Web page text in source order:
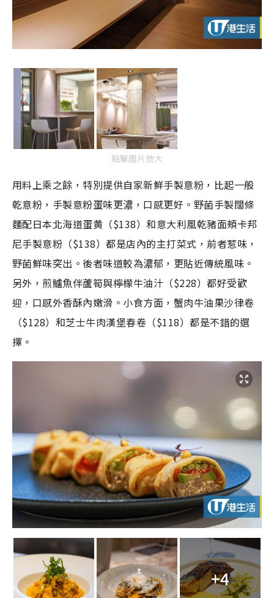
點擊圖片放大
用料上乘之餘，特別提供自家新鮮手製意粉，比起一般
乾意粉，手製意粉蛋味更濃，口感更好。野菌手製闊條
麵配日本北海道蛋黄（$138）和意大利風乾豬面頰卡邦
尼手製意粉（$138）都是店內的主打菜式，前者惹味，
野菌鮮味突出。後者味道較為濃郁，更貼近傳統風味。
另外，煎鱸魚伴蘆筍與檸檬牛油汁（$228）都好受歡
迎，口感外香酥內嫩滑。小食方面，蟹肉牛油果沙律卷
（$128）和芝士牛肉漢堡春卷（$118）都是不錯的選
擇。
+4